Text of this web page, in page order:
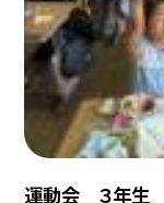
運動会 ３年生